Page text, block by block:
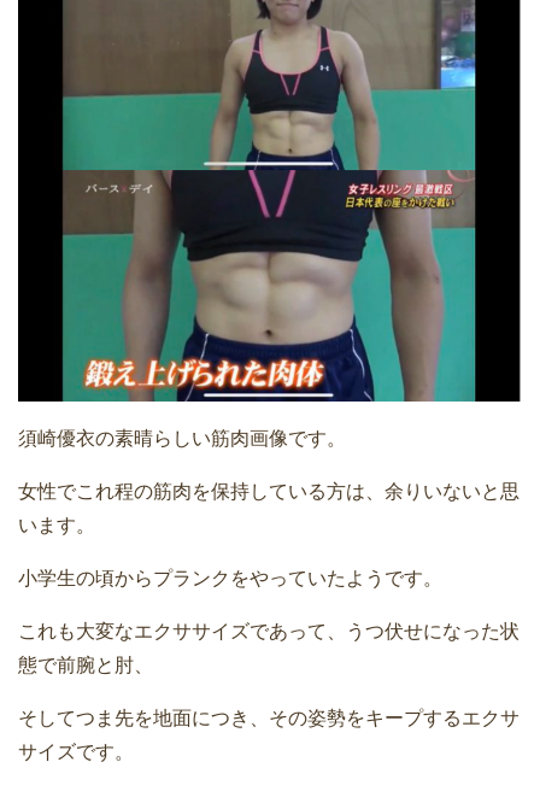
須崎優衣の素晴らしい筋肉画像です。
女性でこれ程の筋肉を保持している方は、余りいないと思
います。
小学生の頃からプランクをやっていたようです。
これも大変なエクササイズであって、うつ伏せになった状
態で前腕と肘、
そしてつま先を地面につき、その姿勢をキープするエクサ
サイズです。